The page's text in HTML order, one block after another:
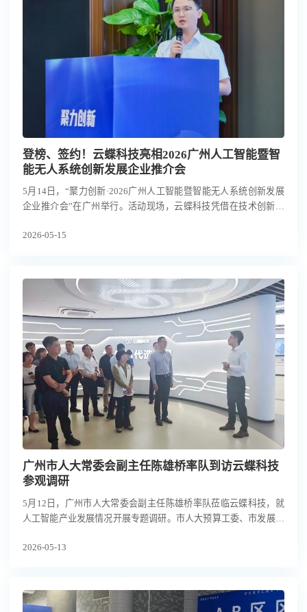
登榜、签约！云蝶科技亮相2026广州人工智能暨智
能无人系统创新发展企业推介会
5月14日，“聚力创新·2026广州人工智能暨智能无人系统创新发展
企业推介会”在广州举行。活动现场，云蝶科技凭借在技术创新与
单最具市场价值企业榜、“AI+”应用场景创新榜，并与海珠城发签
2026-05-15
广州市人大常委会副主任陈雄桥率队到访云蝶科技
参观调研
5月12日，广州市人大常委会副主任陈雄桥率队莅临云蝶科技，就
人工智能产业发展情况开展专题调研。市人大预算工委、市发展改
总裁罗崇键热情接待并全程陪同。
2026-05-13